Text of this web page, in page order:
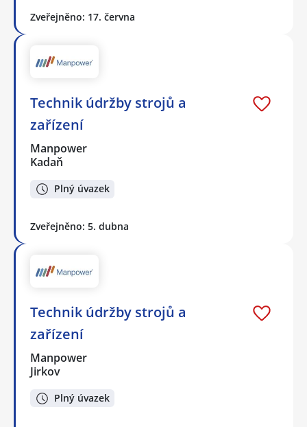
Zveřejněno: 17. června
Technik údržby strojů a
zařízení
Manpower
Kadaň
Plný úvazek
Zveřejněno: 5. dubna
Technik údržby strojů a
zařízení
Manpower
Jirkov
Plný úvazek